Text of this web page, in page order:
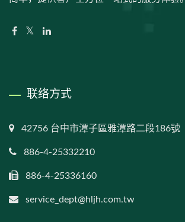
联络方式
42756 台中市潭子區雅潭路二段186號
886-4-25332210
886-4-25336160
service_dept@hljh.com.tw